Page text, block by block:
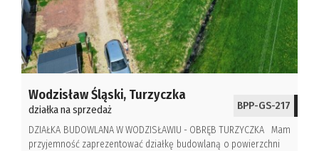
Hale
Obiekty
Wodzisław Śląski, Turzyczka
działka na sprzedaż BPP-GS-217
DZIAŁKA BUDOWLANA W WODZISŁAWIU - OBRĘB TURZYCZKA Mam
przyjemność zaprezentować działkę budowlaną o powierzchni